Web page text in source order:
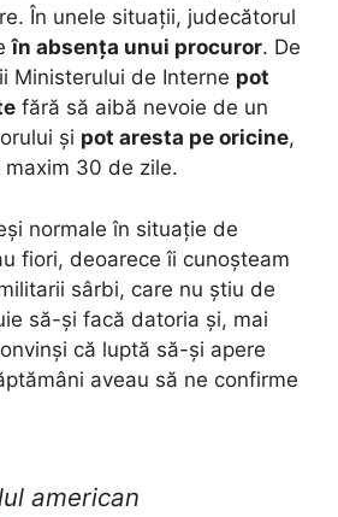
În unele situații, judecătorul
în absența unui procuror. De
Ministerului de Interne pot
fără să aibă nevoie de un
și pot aresta pe oricine,
30 de zile.
normale în situație de
fiori, deoarece îi cunoșteam
sârbi, care nu știu de
să-și facă datoria și, mai
că luptă să-și apere
aveau să ne confirme
american